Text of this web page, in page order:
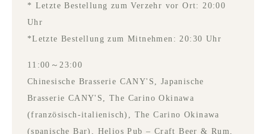
* Letzte Bestellung zum Verzehr vor Ort: 20:00
Uhr
*Letzte Bestellung zum Mitnehmen: 20:30 Uhr
11:00～23:00
Chinesische Brasserie CANY'S, Japanische
Brasserie CANY'S, The Carino Okinawa
(französisch-italienisch), The Carino Okinawa
(spanische Bar), Helios Pub – Craft Beer & Rum,